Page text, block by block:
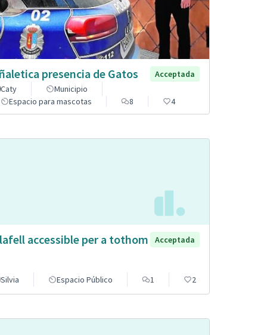
presencia de Gatos
Acceptada
Caty
Municipio
Espacio para mascotas
8 4
accessible per a tothom Acceptada
Silvia Espacio Público 1 2